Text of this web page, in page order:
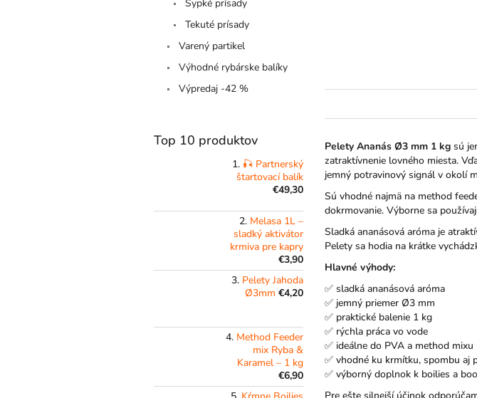
Sypké prísady
Tekuté prísady
Varený partikel
Výhodné rybárske balíky
Výpredaj -42 %
Top 10 produktov
🎣 Partnerský
štartovací balík
€49,30
Melasa 1L –
sladký aktivátor
krmiva pre kapry
€3,90
Pelety Jahoda
Ø3mm €4,20
Method Feeder
mix Ryba &
Karamel – 1 kg
€6,90
Pelety Ananás Ø3 mm 1 kg sú
zatraktívnenie lovného miesta.
jemný potravinový signál v okolí
Sú vhodné najmä na method
dokrmovanie. Výborne sa
Sladká ananásová aróma je
Pelety sa hodia na krátke
Hlavné výhody:
✅ sladká ananásová aróma
✅ jemný priemer Ø3 mm
✅ praktické balenie 1 kg
✅ rýchla práca vo vode
✅ ideálne do PVA a method mixu
✅ vhodné ku krmítku, spombu aj
✅ výborný doplnok k boilies a
Pre ešte silnejší účinok